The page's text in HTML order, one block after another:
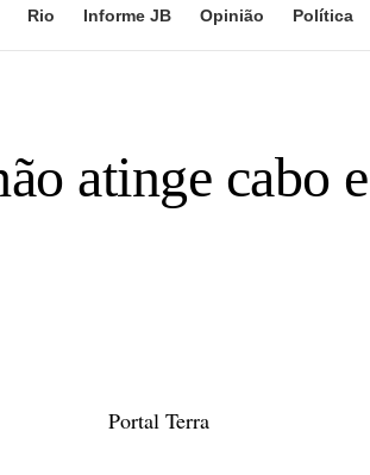
Rio Informe JB Opinião Política
atinge cabo
Portal Terra